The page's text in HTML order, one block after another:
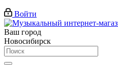
Войти
Ваш город
Новосибирск